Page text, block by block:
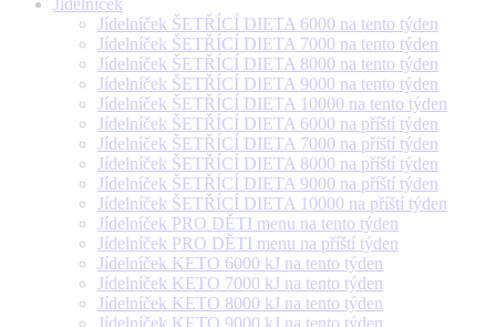
Jídelníček
Jídelníček ŠETŘÍCÍ DIETA 6000 na tento týden
Jídelníček ŠETŘÍCÍ DIETA 7000 na tento týden
Jídelníček ŠETŘÍCÍ DIETA 8000 na tento týden
Jídelníček ŠETŘÍCÍ DIETA 9000 na tento týden
Jídelníček ŠETŘÍCÍ DIETA 10000 na tento týden
Jídelníček ŠETŘÍCÍ DIETA 6000 na příští týden
Jídelníček ŠETŘÍCÍ DIETA 7000 na příští týden
Jídelníček ŠETŘÍCÍ DIETA 8000 na příští týden
Jídelníček ŠETŘÍCÍ DIETA 9000 na příští týden
Jídelníček ŠETŘÍCÍ DIETA 10000 na příští týden
Jídelníček PRO DĚTI menu na tento týden
Jídelníček PRO DĚTI menu na příští týden
Jídelníček KETO 6000 kJ na tento týden
Jídelníček KETO 7000 kJ na tento týden
Jídelníček KETO 8000 kJ na tento týden
Jídelníček KETO 9000 kJ na tento týden